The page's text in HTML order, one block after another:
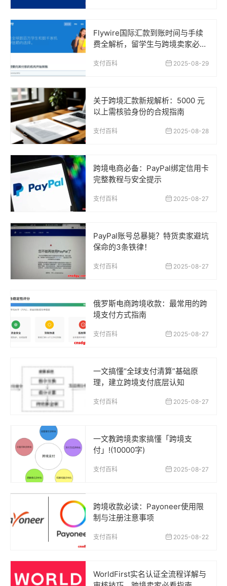
Flywire国际汇款到账时间与手续
费全解析，留学生与跨境卖家必读
支付百科 2025-08-29
关于跨境汇款新规解析：5000 元
以上需核验身份的合规指南
支付百科 2025-08-28
跨境电商必备：PayPal绑定信用卡
完整教程与安全提示
支付百科 2025-08-27
PayPal账号总暴毙？特货卖家避坑
保命的3条铁律！
支付百科 2025-08-27
俄罗斯电商跨境收款：最常用的跨
境支付方式指南
支付百科 2025-08-27
一文搞懂“全球支付清算”基础原
理，建立跨境支付底层认知
支付百科 2025-08-27
一文教跨境卖家搞懂「跨境支
付」!(10000字)
支付百科 2025-08-27
跨境收款必读：Payoneer使用限
制与注册注意事项
支付百科 2025-08-22
WorldFirst实名认证全流程详解与